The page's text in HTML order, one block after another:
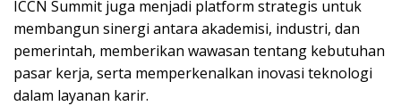
ICCN Summit juga menjadi platform strategis untuk
membangun sinergi antara akademisi, industri, dan
pemerintah, memberikan wawasan tentang kebutuhan
pasar kerja, serta memperkenalkan inovasi teknologi
dalam layanan karir.